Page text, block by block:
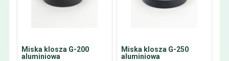
Miska klosza G-200
aluminiowa
Miska klosza G-250
aluminiowa